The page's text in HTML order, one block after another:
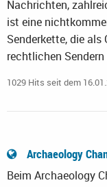
Nachrichten,
ist eine
Senderkette, die
rechtlichen
1029 Hits seit dem
Archaeology
Beim Archaeology